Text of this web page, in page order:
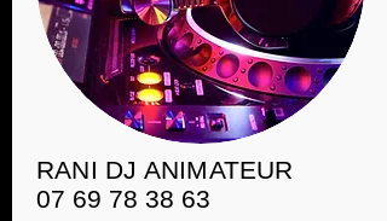
RANI DJ ANIMATEUR
07 69 78 38 63